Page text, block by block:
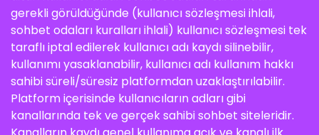
gerekli görüldüğünde (kullanıcı sözleşmesi ihlali,
sohbet odaları kuralları ihlali) kullanıcı sözleşmesi tek
taraflı iptal edilerek kullanıcı adı kaydı silinebilir,
kullanımı yasaklanabilir, kullanıcı adı kullanım hakkı
sahibi süreli/süresiz platformdan uzaklaştırılabilir.
Platform içerisinde kullanıcıların adları gibi
kanallarında tek ve gerçek sahibi sohbet siteleridir.